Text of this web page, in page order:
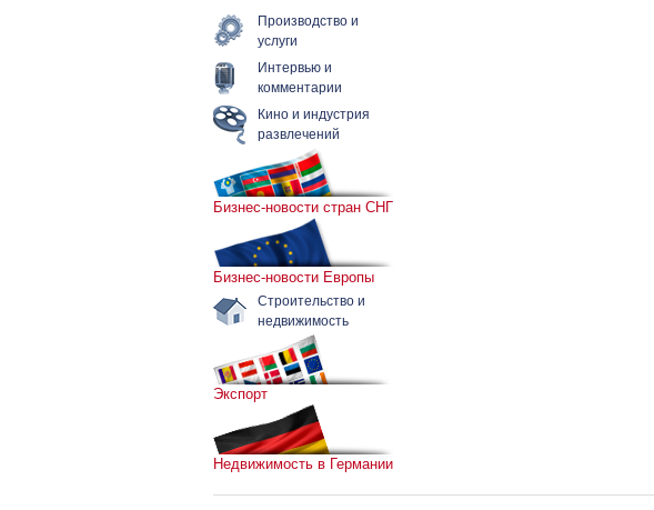
Производство и
услуги
Интервью и
комментарии
Кино и индустрия
развлечений
Бизнес-новости стран СНГ
Бизнес-новости Европы
Строительство и
недвижимость
Экспорт
Недвижимость в Германии